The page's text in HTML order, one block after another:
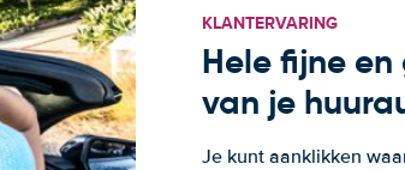
KLANTERVARING
Hele fijne
van je
Je kunt aanklikken